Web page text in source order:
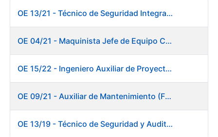
OE 13/21 - Técnico de Seguridad Integral (Centro de Trabajo de Burgos)
OE 04/21 - Maquinista Jefe de Equipo Corte y Enfajado
OE 15/22 - Ingeniero Auxiliar de Proyectos - DIT
OE 09/21 - Auxiliar de Mantenimiento (Fábrica de Papel)
OE 13/19 - Técnico de Seguridad y Auditoría Informática. Dirección de Sistemas de Información